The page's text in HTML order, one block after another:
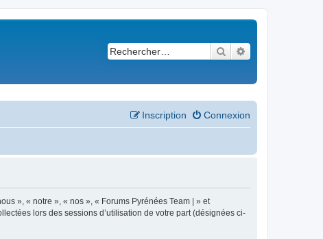
Rechercher
Connexion
Inscription
», « notre », « nos », « Forums Pyrénées Team | » et
lors des sessions d’utilisation de votre part (désignées ci-